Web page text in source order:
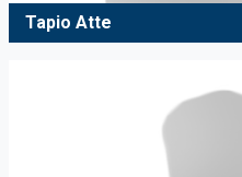
Tapio Atte